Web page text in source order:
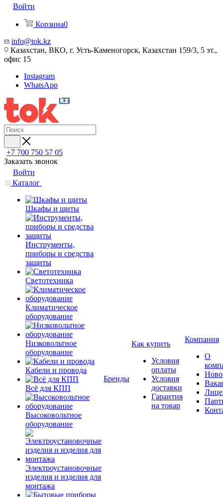
Войти
Корзина0
info@tok.kz
Казахстан, ВКО, г. Усть-Каменогорск, Казахстан 159/3, 5 эт.,
офис 15
Instagram
WhatsApp
+7 700 750 57 05
Заказать звонок
Войти
Каталог
Шкафы и щиты
Инструменты,
приборы и средства
защиты
Светотехника
Климатическое
оборудование
Низковольтное
оборудование
Кабели и провода
Всё для КПП
Высоковольтное
оборудование
Электроустановочные
изделия и изделия для
монтажа
Бренды
Как купить
Условия
оплаты
Условия
доставки
Гарантия
на товар
Компания
О